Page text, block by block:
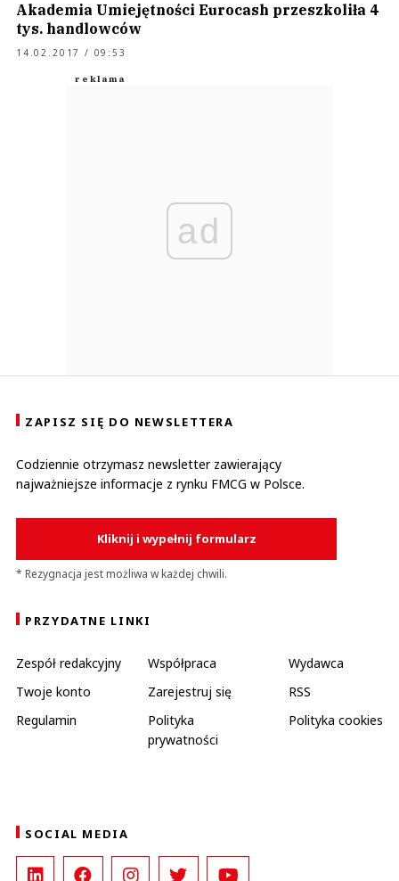
Akademia Umiejętności Eurocash przeszkoliła 4
tys. handlowców
14.02.2017 / 09:53
ad
ZAPISZ SIĘ DO NEWSLETTERA
Codziennie otrzymasz newsletter zawierający
najważniejsze informacje z rynku FMCG w Polsce.
Kliknij i wypełnij formularz
* Rezygnacja jest możliwa w każdej chwili.
PRZYDATNE LINKI
Zespół redakcyjny Współpraca
Wydawca
Twoje konto
Zarejestruj się
RSS
Regulamin
Polityka
prywatności
Polityka cookies
SOCIAL MEDIA